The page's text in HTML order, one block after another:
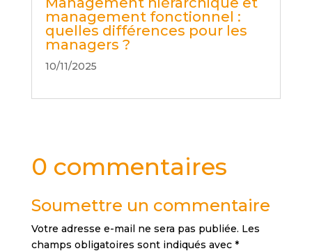
management fonctionnel :
quelles différences pour les
managers ?
10/11/2025
0 commentaires
Soumettre un commentaire
Votre adresse e-mail ne sera pas publiée. Les
champs obligatoires sont indiqués avec *